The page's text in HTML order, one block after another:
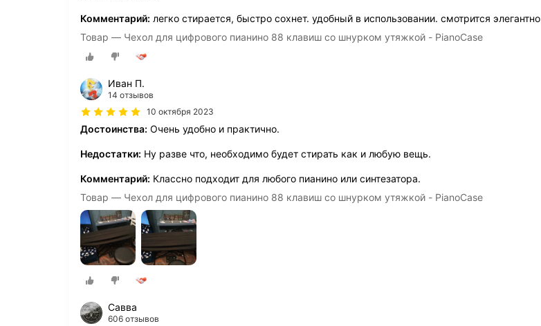
Комментарий: легко стирается, быстро сохнет. удобный в использовании. смотрится элегантно
Товар — Чехол для цифрового пианино 88 клавиш со шнурком утяжкой - PianoCase
Иван П.
14 отзывов
10 октября 2023
Достоинства: Очень удобно и практично.
Недостатки: Ну разве что, необходимо будет стирать как и любую вещь.
Комментарий: Классно подходит для любого пианино или синтезатора.
Товар — Чехол для цифрового пианино 88 клавиш со шнурком утяжкой - PianoCase
Савва
606 отзывов